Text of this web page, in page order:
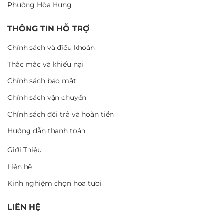
Phường Hòa Hưng
THÔNG TIN HỖ TRỢ
Chính sách và điều khoản
Thắc mắc và khiếu nại
Chính sách bảo mật
Chính sách vận chuyển
Chính sách đổi trả và hoàn tiền
Hướng dẫn thanh toán
Giới Thiệu
Liên hệ
Kinh nghiệm chọn hoa tươi
LIÊN HỆ